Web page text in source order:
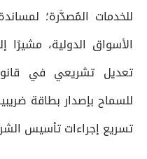
للخدمات المُصدَّرة؛
الأسواق الدولية،
تعديل تشريعي في قانون
تسريع إجراءات تأسيس